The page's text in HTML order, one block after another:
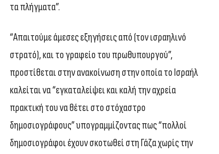
τα πλήγματα”.
“Απαιτούμε άμεσες εξηγήσεις από (τον ισραηλινό
στρατό), και το γραφείο του πρωθυπουργού”,
προστίθεται στην ανακοίνωση στην οποία το Ισραήλ
καλείται να “εγκαταλείψει και καλή την αχρεία
πρακτική του να θέτει στο στόχαστρο
δημοσιογράφους” υπογραμμίζοντας πως “πολλοί
δημοσιογράφοι έχουν σκοτωθεί στη Γάζα χωρίς την